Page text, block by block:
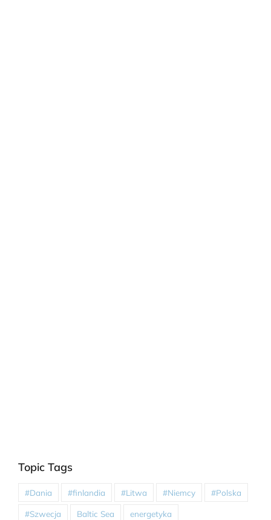
Topic Tags
#Dania #finlandia #Litwa #Niemcy #Polska
#Szwecja Baltic Sea energetyka